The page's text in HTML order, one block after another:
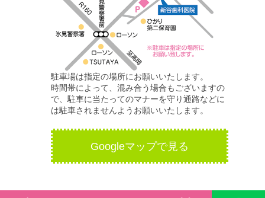
駐車場は指定の場所にお願いいたします。
時間帯によって、混み合う場合もございますの
で、駐車に当たってのマナーを守り通路などに
は駐車されませんようお願いいたします。
Googleマップで見る